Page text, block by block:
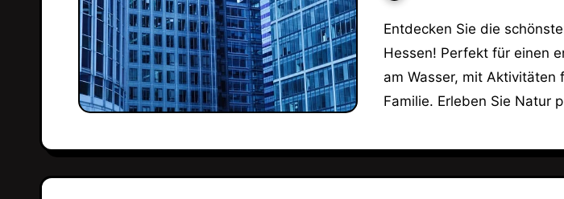
Entdecken Sie die schönsten Badeseen in
Hessen! Perfekt für einen
am Wasser, mit Aktivitäten
Familie. Erleben Sie Natur